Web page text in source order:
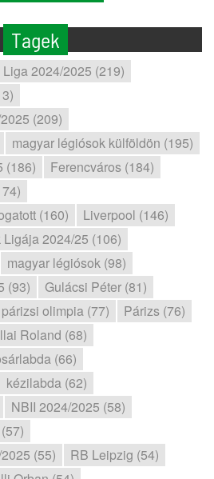
Tagek
Liga 2024/2025 (219)
(209)
magyar légiósok külföldön (195)
(186)
Ferencváros (184)
(160)
Liverpool (146)
Ligája 2024/25 (106)
magyar légiósok (98)
(93)
Gulácsi Péter (81)
olimpia (77)
Párizs (76)
Roland (68)
(66)
kézilabda (62)
NBII 2024/2025 (58)
(55)
RB Leipzig (54)